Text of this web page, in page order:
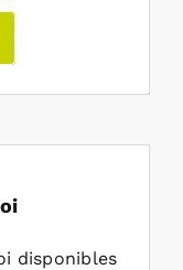
disponibles